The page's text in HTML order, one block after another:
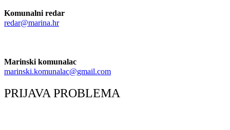
Komunalni redar
redar@marina.hr
Marinski komunalac
marinski.komunalac@gmail.com
PRIJAVA PROBLEMA